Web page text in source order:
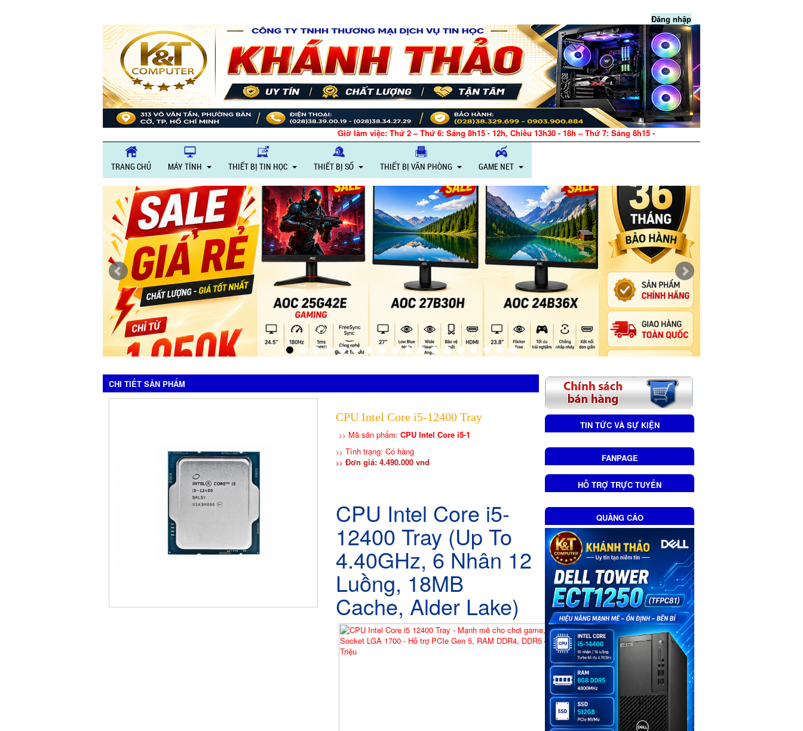
Đăng nhập
Giờ làm việc: Thứ 2 – Thứ 6: Sáng 8h15 - 12h, Chiều 13h30 - 18h – Thứ 7: Sáng 8h15 - 12h, Chiều 13h30 - 17h – CN: Nghỉ
TRANG CHỦ MÁY TÍNH THIẾT BỊ TIN HỌC THIẾT BỊ SỐ THIẾT BỊ VĂN PHÒNG GAME NET
CHI TIẾT SẢN PHẨM
CPU Intel Core i5-12400 Tray
>> Mã sản phẩm: CPU Intel Core i5-1
>> Tình trạng: Có hàng
>> Đơn giá: 4.490.000 vnd
CPU Intel Core i5-
12400 Tray (Up To
4.40GHz, 6 Nhân 12
Luồng, 18MB
Cache, Alder Lake)
TIN TỨC VÀ SỰ KIỆN
FANPAGE
HỖ TRỢ TRỰC TUYẾN
QUẢNG CÁO